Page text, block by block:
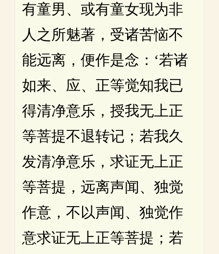
有童男、或有童女现为非
人之所魅著，受诸苦恼不
能远离，便作是念：‘若诸
如来、应、正等觉知我已
得清净意乐，授我无上正
等菩提不退转记；若我久
发清净意乐，求证无上正
等菩提，远离声闻、独觉
作意，不以声闻、独觉作
意求证无上正等菩提；若